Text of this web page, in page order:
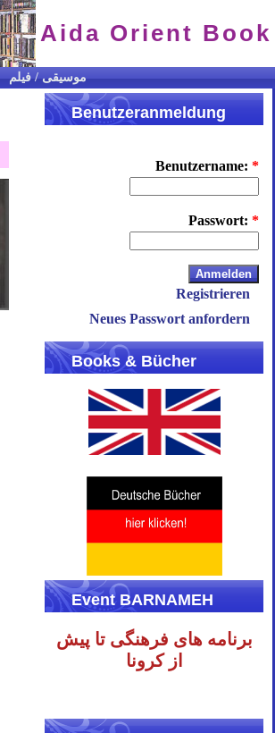
Aida Orient Book
CD / موسیقی / فیلم
Benutzeranmeldung
Benutzername: *
Passwort: *
Registrieren
Neues Passwort anfordern
Books & Bücher
Event BARNAMEH
برنامه های فرهنگی تا پیش
از کرونا